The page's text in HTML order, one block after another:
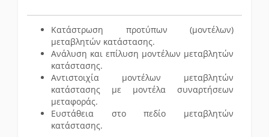
Κατάστρωση προτύπων (μοντέλων)
μεταβλητών κατάστασης.
Ανάλυση και επίλυση μοντέλων μεταβλητών
κατάστασης.
Αντιστοιχία μοντέλων μεταβλητών
κατάστασης με μοντέλα συναρτήσεων
μεταφοράς.
Ευστάθεια στο πεδίο μεταβλητών
κατάστασης.